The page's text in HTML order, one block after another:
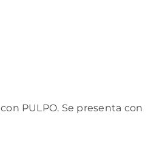
PULPO. Se presenta con